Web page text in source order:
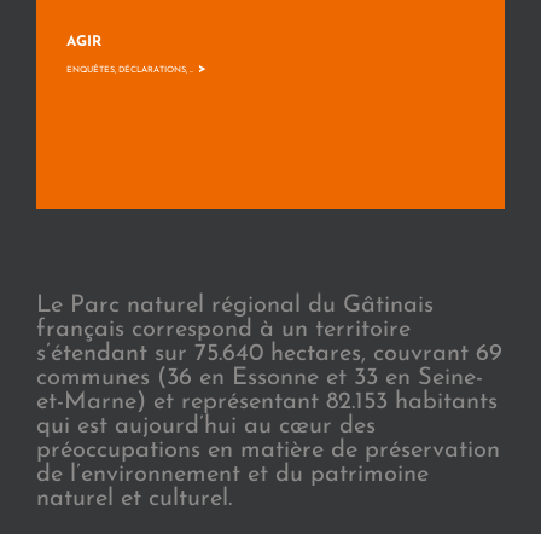
AGIR
ENQUÊTES, DÉCLARATIONS, ... >
Le Parc naturel régional du Gâtinais
français correspond à un territoire
s’étendant sur 75.640 hectares, couvrant 69
communes (36 en Essonne et 33 en Seine-
et-Marne) et représentant 82.153 habitants
qui est aujourd’hui au cœur des
préoccupations en matière de préservation
de l’environnement et du patrimoine
naturel et culturel.